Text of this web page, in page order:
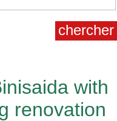
with
renovation